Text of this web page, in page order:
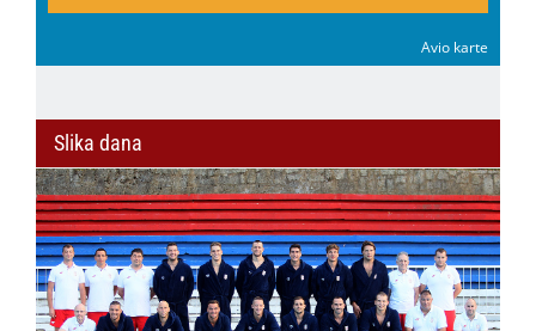
Avio karte
Slika dana